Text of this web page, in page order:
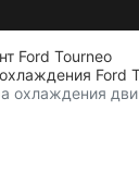
Ford Tourneo
Ford
охлаждения